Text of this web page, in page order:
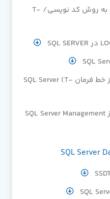
آموزش backup در sql server به روش کد نویسی/ T-
ایجاد یک بک آپ با استفاده از خط فرمان SQL Server (T-
ایجاد یک بک آپ با استفاده از SQL Server Management